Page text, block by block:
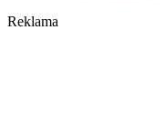
Reklama